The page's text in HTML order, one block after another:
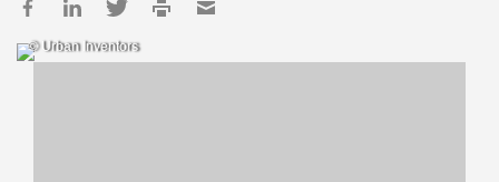
© Urban Inventors